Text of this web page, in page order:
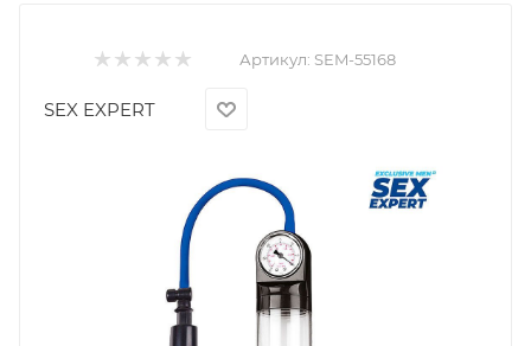
Артикул: SEM-55168
SEX EXPERT